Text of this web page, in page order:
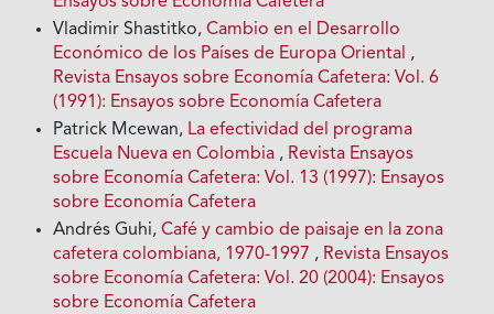
Vladimir Shastitko,Cambio en el Desarrollo
Económico de los Países de Europa Oriental ,
Revista Ensayos sobre Economía Cafetera: Vol. 6
(1991): Ensayos sobre Economía Cafetera
Patrick Mcewan, La efectividad del programa
Escuela Nueva en Colombia , Revista Ensayos
sobre Economía Cafetera: Vol. 13 (1997): Ensayos
sobre Economía Cafetera
Andrés Guhi,Café y cambio de paisaje en la zona
cafetera colombiana, 1970-1997 , Revista Ensayos
sobre Economía Cafetera: Vol. 20 (2004): Ensayos
sobre Economía Cafetera